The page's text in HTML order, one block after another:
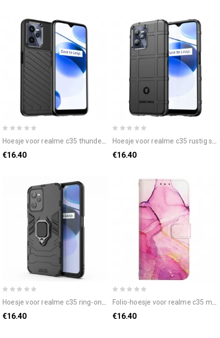
hoesje voor realme c35 thunder-serie antislip
€16.40
hoesje voor realme c35 rustig siliconen flexibel schild
€16.40
hoesje voor realme c35 ring-ondersteuning
€16.40
folio-hoesje voor realme c35 met ketting marmeren band
€16.40